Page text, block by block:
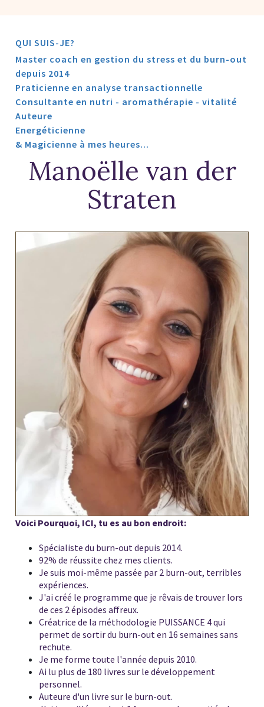
QUI SUIS-JE?
Master coach en gestion du stress et du burn-out
depuis 2014
Praticienne en analyse transactionnelle
Consultante en nutri - aromathérapie - vitalité
Auteure
Energéticienne
& Magicienne à mes heures...
Manoëlle van der
Straten
Voici Pourquoi, ICI, tu es au bon endroit:
Spécialiste du burn-out depuis 2014.
92% de réussite chez mes clients.
Je suis moi-même passée par 2 burn-out, terribles
expériences.
J'ai créé le programme que je rêvais de trouver lors
de ces 2 épisodes affreux.
Créatrice de la méthodologie PUISSANCE 4 qui
permet de sortir du burn-out en 16 semaines sans
rechute.
Je me forme toute l'année depuis 2010.
Ai lu plus de 180 livres sur le développement
personnel.
Auteure d'un livre sur le burn-out.